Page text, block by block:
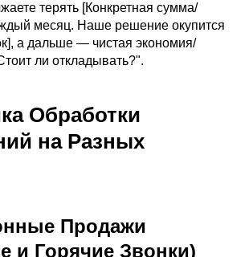
терять [Конкретная сумма/
месяц. Наше решение окупится
а дальше — чистая экономия/
ли откладывать?".
Обработки
на Разных
Продажи
и Горячие Звонки)